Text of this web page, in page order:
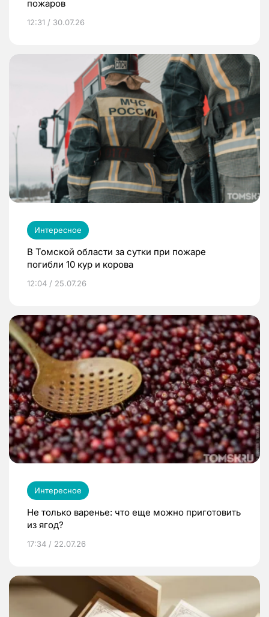
пожаров
12:31 / 30.07.26
Интересное
В Томской области за сутки при пожаре
погибли 10 кур и корова
12:04 / 25.07.26
Интересное
Не только варенье: что еще можно приготовить
из ягод?
17:34 / 22.07.26